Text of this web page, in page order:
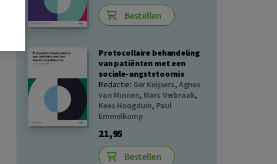
Bestellen
Protocollaire behandeling
van patiënten met een
sociale-angststoornis
Redactie: Ger Keijsers, Agnes
van Minnen, Marc Verbraak,
Kees Hoogduin, Paul
Emmelkamp
21,95
Bestellen